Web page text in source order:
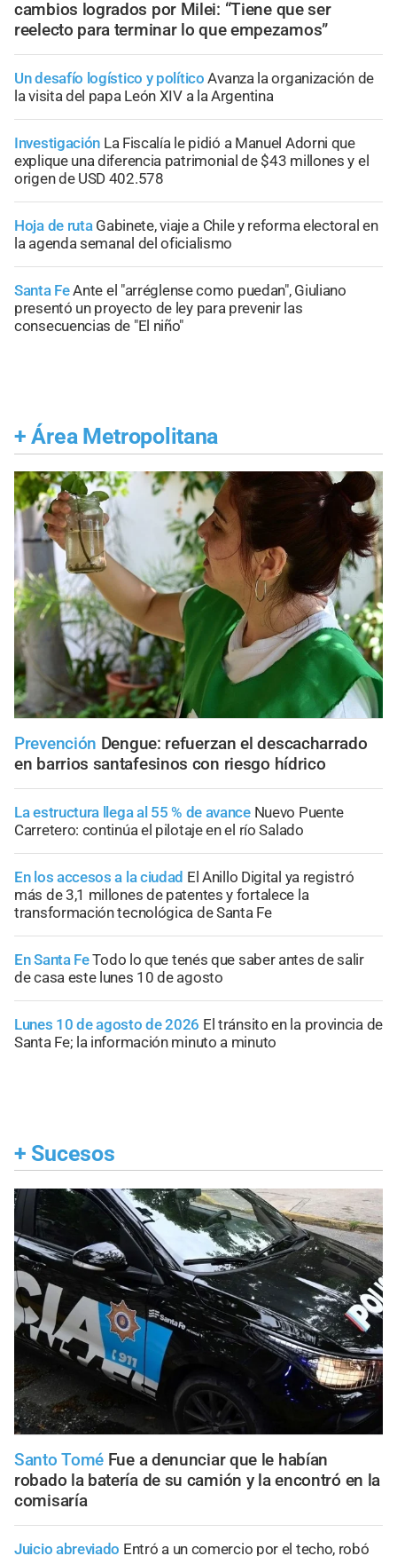
cambios logrados por Milei: “Tiene que ser
reelecto para terminar lo que empezamos”
Un desafío logístico y político Avanza la organización de
la visita del papa León XIV a la Argentina
Investigación La Fiscalía le pidió a Manuel Adorni que
explique una diferencia patrimonial de $43 millones y el
origen de USD 402.578
Hoja de ruta Gabinete, viaje a Chile y reforma electoral en
la agenda semanal del oficialismo
Santa FeAnte el "arréglense como puedan", Giuliano
presentó un proyecto de ley para prevenir las
consecuencias de "El niño"
+ Área Metropolitana
Prevención Dengue: refuerzan el descacharrado
en barrios santafesinos con riesgo hídrico
La estructura llega al 55 % de avance Nuevo Puente
Carretero: continúa el pilotaje en el río Salado
En los accesos a la ciudad El Anillo Digital ya registró
más de 3,1 millones de patentes y fortalece la
transformación tecnológica de Santa Fe
En Santa FeTodo lo que tenés que saber antes de salir
de casa este lunes 10 de agosto
Lunes 10 de agosto de 2026 El tránsito en la provincia de
Santa Fe; la información minuto a minuto
+ Sucesos
Santo Tomé Fue a denunciar que le habían
robado la batería de su camión y la encontró en la
comisaría
Juicio abreviado Entró a un comercio por el techo, robó